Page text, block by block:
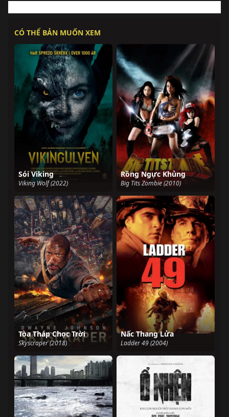
CÓ THỂ BẢN MUỐN XEM
Sói Viking
Viking Wolf (2022)
Rồng Ngực Khủng
Big Tits Zombie (2010)
Tòa Tháp Chọc Trời
Skyscraper (2018)
Nấc Thang Lửa
Ladder 49 (2004)